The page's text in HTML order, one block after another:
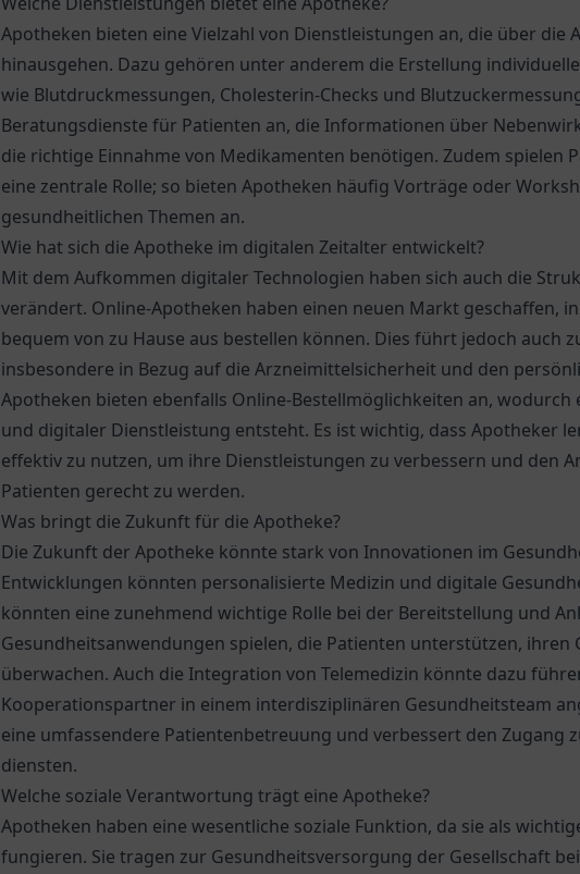
Apotheken bieten eine Vielzahl von Dienstleistungen an, die über die
hinausgehen. Dazu gehören unter anderem die Erstellung
wie Blutdruckmessungen, Cholesterin-Checks und
Beratungsdienste für Patienten an, die Informationen über
die richtige Einnahme von Medikamenten benötigen. Zudem spielen
eine zentrale Rolle; so bieten Apotheken häufig Vorträge oder
gesundheitlichen Themen an.
Wie hat sich die Apotheke im digitalen Zeitalter entwickelt?
Mit dem Aufkommen digitaler Technologien haben sich auch die
verändert. Online-Apotheken haben einen neuen Markt geschaffen,
bequem von zu Hause aus bestellen können. Dies führt jedoch auch
insbesondere in Bezug auf die Arzneimittelsicherheit und den
Apotheken bieten ebenfalls Online-Bestellmöglichkeiten an,
und digitaler Dienstleistung entsteht. Es ist wichtig, dass Apotheker
effektiv zu nutzen, um ihre Dienstleistungen zu verbessern und den
Patienten gerecht zu werden.
Was bringt die Zukunft für die Apotheke?
Die Zukunft der Apotheke könnte stark von Innovationen im
Entwicklungen könnten personalisierte Medizin und digitale
könnten eine zunehmend wichtige Rolle bei der Bereitstellung und
Gesundheitsanwendungen spielen, die Patienten unterstützen, ihren
überwachen. Auch die Integration von Telemedizin könnte dazu
Kooperationspartner in einem interdisziplinären Gesundheitsteam
eine umfassendere Patientenbetreuung und verbessert den Zugang
diensten.
Welche soziale Verantwortung trägt eine Apotheke?
Apotheken haben eine wesentliche soziale Funktion, da sie als
fungieren. Sie tragen zur Gesundheitsversorgung der Gesellschaft